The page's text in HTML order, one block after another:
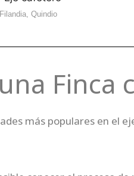
Filandia, Quindio
Finca
más populares en el